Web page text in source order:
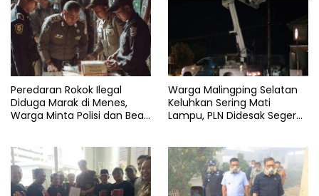
Peredaran Rokok Ilegal
Diduga Marak di Menes,
Warga Minta Polisi dan Bea
Warga Malingping Selatan
Keluhkan Sering Mati
Lampu, PLN Didesak Segera